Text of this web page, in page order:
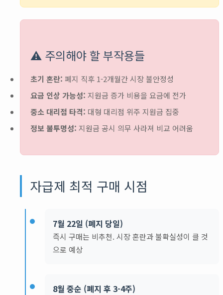
⚠️ 주의해야 할 부작용들
초기 혼란: 폐지 직후 1-2개월간 시장 불안정성
요금 인상 가능성: 지원금 증가 비용을 요금에 전가
중소 대리점 타격: 대형 대리점 위주 지원금 집중
정보 불투명성: 지원금 공시 의무 사라져 비교 어려움
자급제 최적 구매 시점
7월 22일 (폐지 당일)
즉시 구매는 비추천. 시장 혼란과 불확실성이 클 것
으로 예상
8월 중순 (폐지 후 3-4주)